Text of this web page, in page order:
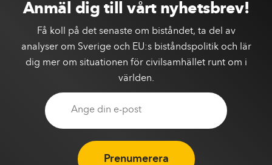
Anmäl dig till vårt nyhetsbrev!
Få koll på det senaste om biståndet, ta del av
analyser om Sverige och EU:s biståndspolitik och lär
dig mer om situationen för civilsamhället runt om i
världen.
Prenumerera